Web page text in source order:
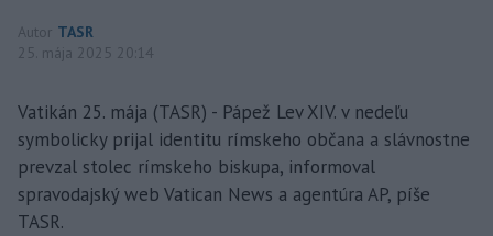
Autor TASR
25. mája 2025 20:14
Vatikán 25. mája (TASR) - Pápež Lev XIV. v nedeľu
symbolicky prijal identitu rímskeho občana a slávnostne
prevzal stolec rímskeho biskupa, informoval
spravodajský web Vatican News a agentúra AP, píše
TASR.